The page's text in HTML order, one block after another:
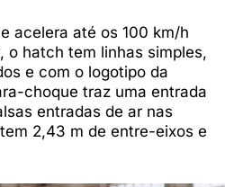
acelera até os 100 km/h
o hatch tem linhas simples,
e com o logotipo da
choque traz uma entrada
entradas de ar nas
2,43 m de entre-eixos e